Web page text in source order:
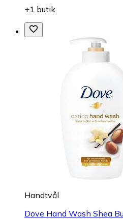
+1 butik
Handtvål
Dove Hand Wash Shea